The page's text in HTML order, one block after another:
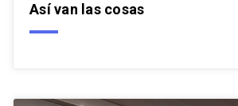
Así van las cosas